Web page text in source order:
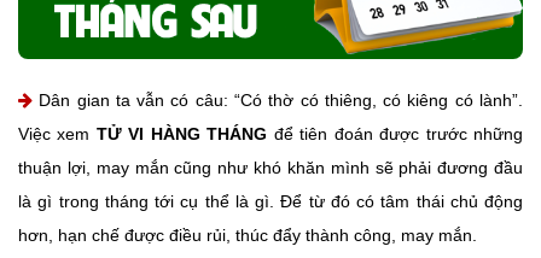
Dân gian ta vẫn có câu: “Có thờ có thiêng, có kiêng có lành”.
Việc xem TỬ VI HÀNG THÁNG để tiên đoán được trước những
thuận lợi, may mắn cũng như khó khăn mình sẽ phải đương đầu
là gì trong tháng tới cụ thể là gì. Để từ đó có tâm thái chủ động
hơn, hạn chế được điều rủi, thúc đẩy thành công, may mắn.